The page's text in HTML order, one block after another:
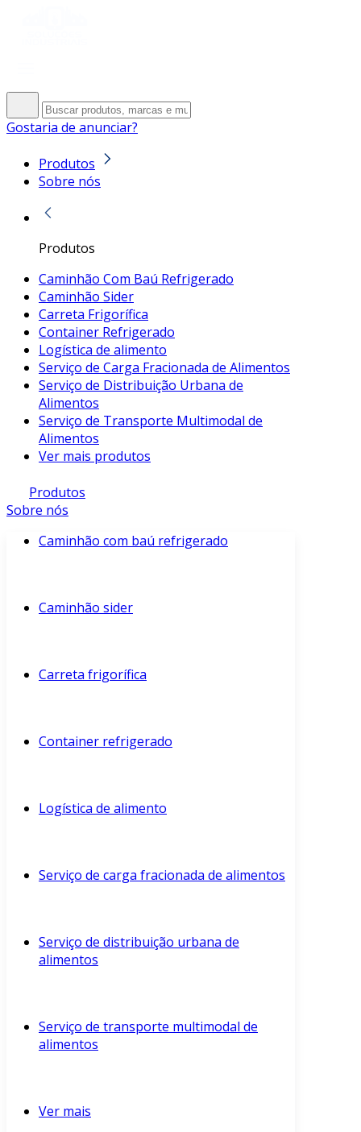
Gostaria de anunciar?
Produtos
Sobre nós
Produtos
Caminhão Com Baú Refrigerado
Caminhão Sider
Carreta Frigorífica
Container Refrigerado
Logística de alimento
Serviço de Carga Fracionada de Alimentos
Serviço de Distribuição Urbana de
Alimentos
Serviço de Transporte Multimodal de
Alimentos
Ver mais produtos
Produtos
Sobre nós
Caminhão com baú refrigerado
Caminhão sider
Carreta frigorífica
Container refrigerado
Logística de alimento
Serviço de carga fracionada de alimentos
Serviço de distribuição urbana de
alimentos
Serviço de transporte multimodal de
alimentos
Ver mais